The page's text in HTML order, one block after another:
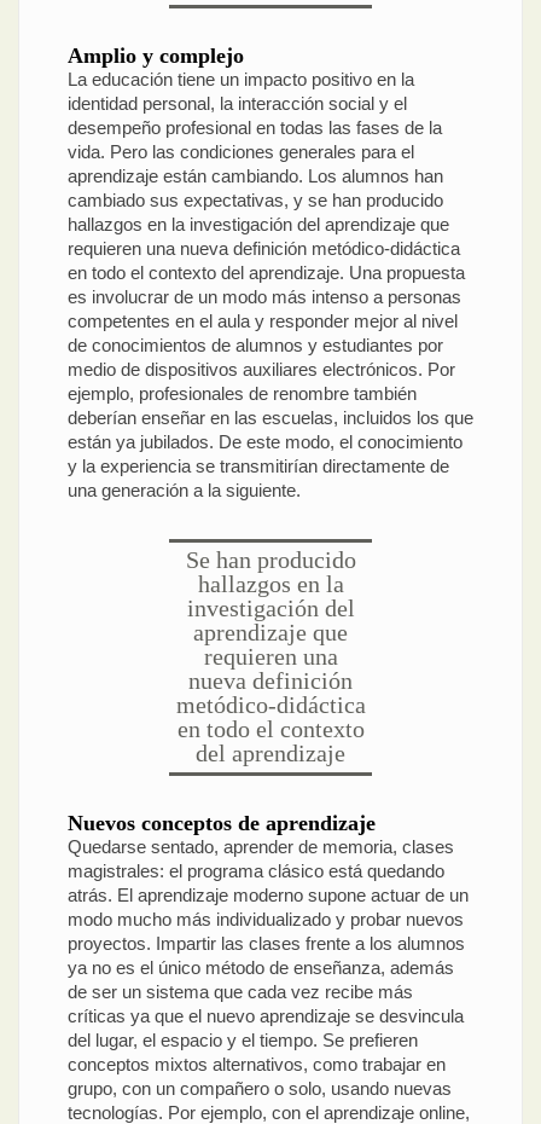
Amplio y complejo
La educación tiene un impacto positivo en la
identidad personal, la interacción social y el
desempeño profesional en todas las fases de la
vida. Pero las condiciones generales para el
aprendizaje están cambiando. Los alumnos han
cambiado sus expectativas, y se han producido
hallazgos en la investigación del aprendizaje que
requieren una nueva definición metódico-didáctica
en todo el contexto del aprendizaje. Una propuesta
es involucrar de un modo más intenso a personas
competentes en el aula y responder mejor al nivel
de conocimientos de alumnos y estudiantes por
medio de dispositivos auxiliares electrónicos. Por
ejemplo, profesionales de renombre también
deberían enseñar en las escuelas, incluidos los que
están ya jubilados. De este modo, el conocimiento
y la experiencia se transmitirían directamente de
una generación a la siguiente.
Se han producido
hallazgos en la
investigación del
aprendizaje que
requieren una
nueva definición
metódico-didáctica
en todo el contexto
del aprendizaje
Nuevos conceptos de aprendizaje
Quedarse sentado, aprender de memoria, clases
magistrales: el programa clásico está quedando
atrás. El aprendizaje moderno supone actuar de un
modo mucho más individualizado y probar nuevos
proyectos. Impartir las clases frente a los alumnos
ya no es el único método de enseñanza, además
de ser un sistema que cada vez recibe más
críticas ya que el nuevo aprendizaje se desvincula
del lugar, el espacio y el tiempo. Se prefieren
conceptos mixtos alternativos, como trabajar en
grupo, con un compañero o solo, usando nuevas
tecnologías. Por ejemplo, con el aprendizaje online,